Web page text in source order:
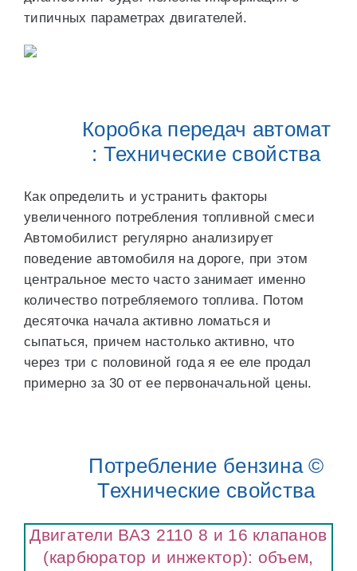
типичных параметрах двигателей.
Коробка передач автомат
: Технические свойства
Как определить и устранить факторы
увеличенного потребления топливной смеси
Автомобилист регулярно анализирует
поведение автомобиля на дороге, при этом
центральное место часто занимает именно
количество потребляемого топлива. Потом
десяточка начала активно ломаться и
сыпаться, причем настолько активно, что
через три с половиной года я ее еле продал
примерно за 30 от ее первоначальной цены.
Потребление бензина ©
Технические свойства
Двигатели ВАЗ 2110 8 и 16 клапанов
(карбюратор и инжектор): объем,